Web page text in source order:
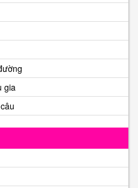
gia